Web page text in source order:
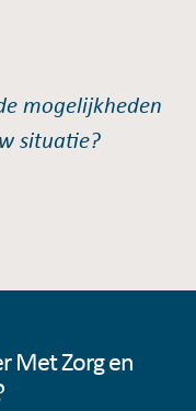
mogelijkheden
situatie?
Met Zorg en